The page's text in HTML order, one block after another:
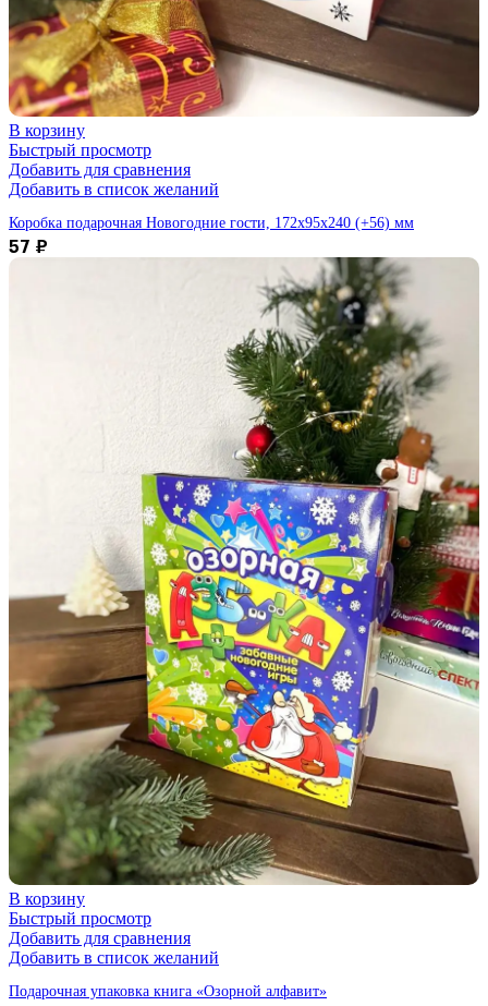
В корзину
Быстрый просмотр
Добавить для сравнения
Добавить в список желаний
Коробка подарочная Новогодние гости, 172х95х240 (+56) мм
57 ₽
В корзину
Быстрый просмотр
Добавить для сравнения
Добавить в список желаний
Подарочная упаковка книга «Озорной алфавит»